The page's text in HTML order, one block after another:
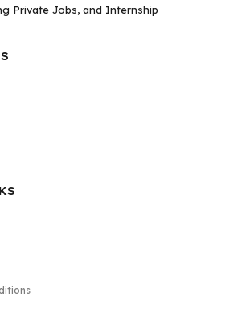
Private Jobs, and Internship